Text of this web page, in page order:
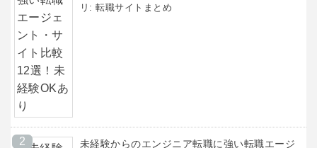
リ:転職サイトまとめ
未経験からのエンジニア転職に強い転職エージ